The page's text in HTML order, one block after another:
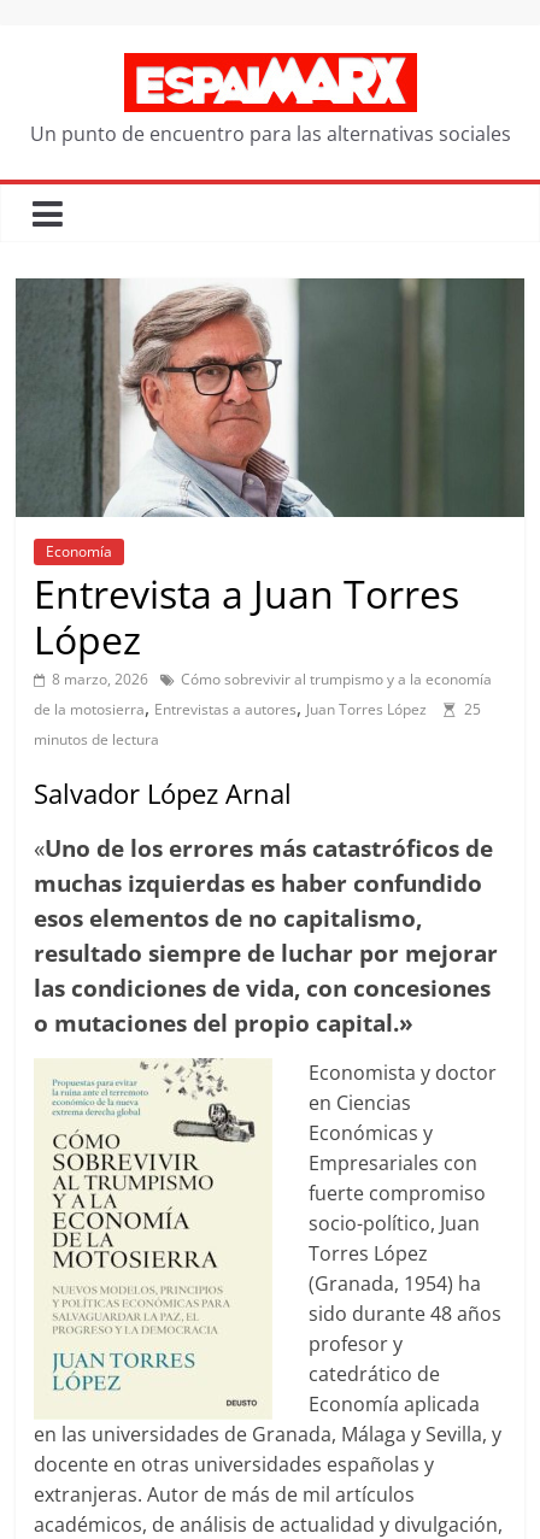
Un punto de encuentro para las alternativas sociales
Economía
Entrevista a Juan Torres
López
8 marzo, 2026
Cómo sobrevivir al trumpismo y a la economía
de la motosierra, Entrevistas a autores, Juan Torres López
25
minutos de lectura
Salvador López Arnal
«Uno de los errores más catastróficos de
muchas izquierdas es haber confundido
esos elementos de no capitalismo,
resultado siempre de luchar por mejorar
las condiciones de vida, con concesiones
o mutaciones del propio capital.»
Economista y doctor
en Ciencias
Económicas y
Empresariales con
fuerte compromiso
socio-político, Juan
Torres López
(Granada, 1954) ha
sido durante 48 años
profesor y
catedrático de
Economía aplicada
en las universidades de Granada, Málaga y Sevilla, y
docente en otras universidades españolas y
extranjeras. Autor de más de mil artículos
académicos, de análisis de actualidad y divulgación,